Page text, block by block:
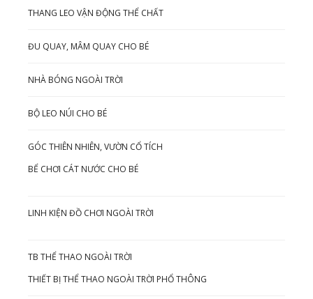
THANG LEO VẬN ĐỘNG THỂ CHẤT
ĐU QUAY, MÂM QUAY CHO BÉ
NHÀ BÓNG NGOÀI TRỜI
BỘ LEO NÚI CHO BÉ
GÓC THIÊN NHIÊN, VƯỜN CỔ TÍCH
BỂ CHƠI CÁT NƯỚC CHO BÉ
LINH KIỆN ĐỒ CHƠI NGOÀI TRỜI
TB THỂ THAO NGOÀI TRỜI
THIẾT BỊ THỂ THAO NGOÀI TRỜI PHỔ THÔNG